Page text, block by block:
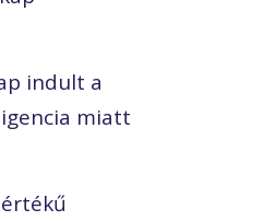
indult a
miatt